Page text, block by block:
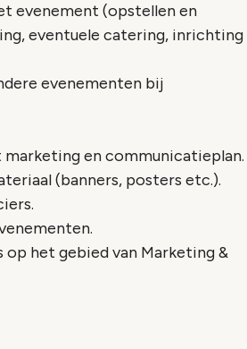
evenement (opstellen en
eventuele catering, inrichting
evenementen bij
marketing en communicatieplan.
(banners, posters etc.).
het gebied van Marketing &